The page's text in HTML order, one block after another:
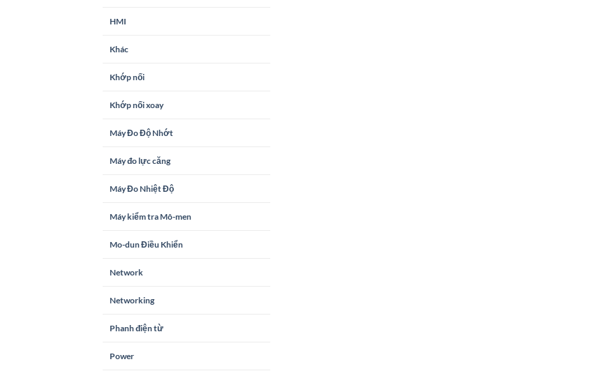
HMI
Khác
Khớp nối
Khớp nối xoay
Máy Đo Độ Nhớt
Máy đo lực căng
Máy Đo Nhiệt Độ
Máy kiểm tra Mô-men
Mo-dun Điều Khiển
Network
Networking
Phanh điện từ
Power